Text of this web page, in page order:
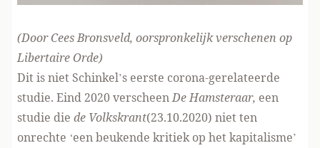
(Door Cees Bronsveld, oorspronkelijk verschenen op
Libertaire Orde)
Dit is niet Schinkel’s eerste corona-gerelateerde
studie. Eind 2020 verscheenDe Hamsteraar, een
studie die de Volkskrant(23.10.2020) niet ten
onrechte ‘een beukende kritiek op het kapitalisme’